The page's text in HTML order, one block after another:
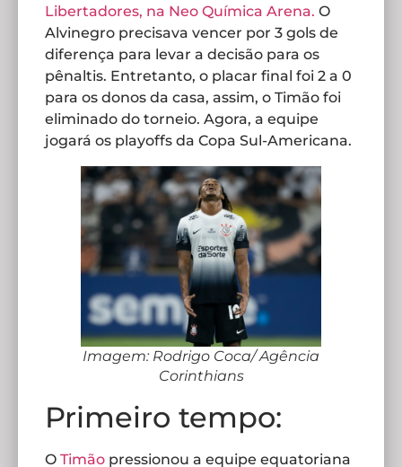
Libertadores, na Neo Química Arena. O
Alvinegro precisava vencer por 3 gols de
diferença para levar a decisão para os
pênaltis. Entretanto, o placar final foi 2 a 0
para os donos da casa, assim, o Timão foi
eliminado do torneio. Agora, a equipe
jogará os playoffs da Copa Sul-Americana.
Imagem: Rodrigo Coca/ Agência
Corinthians
Primeiro tempo:
O Timão pressionou a equipe equatoriana